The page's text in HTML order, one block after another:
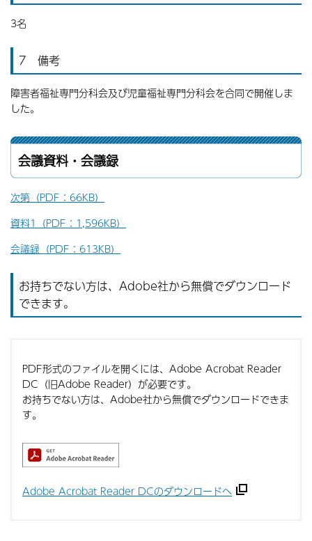
3名
7 備考
障害者福祉専門分科会及び児童福祉専門分科会を合同で開催しま
した。
会議資料・会議録
次第（PDF：66KB）
資料1（PDF：1,596KB）
会議録（PDF：613KB）
お持ちでない方は、Adobe社から無償でダウンロード
できます。
PDF形式のファイルを開くには、Adobe Acrobat Reader
DC（旧Adobe Reader）が必要です。
お持ちでない方は、Adobe社から無償でダウンロードできま
す。
Adobe Acrobat Reader DCのダウンロードへ